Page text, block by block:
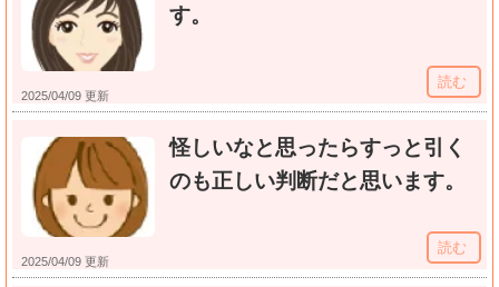
2025/04/09 更新
す。
読む
2025/04/09 更新
怪しいなと思ったらすっと引く
のも正しい判断だと思います。
読む